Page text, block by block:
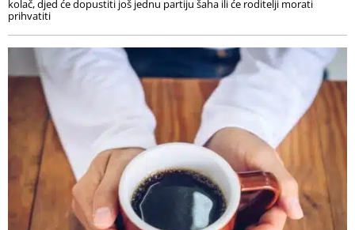
kolač, djed će dopustiti još jednu partiju šaha ili će roditelji morati
prihvatiti